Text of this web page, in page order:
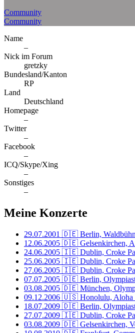
Community
Community
Name
–
Nick im Forum
gretzky
Bundesland/Kanton
RP
Land
Deutschland
Homepage
–
Twitter
–
Facebook
–
ICQ/Skype/Xing
–
Sonstiges
–
Meine Konzerte
29.07.2001 🇩🇪 Berlin,
12.06.2005 🇩🇪 Gelsenkirchen,
24.06.2005 🇮🇪 Dublin, Croke
25.06.2005 🇮🇪 Dublin, Croke
27.06.2005 🇮🇪 Dublin, Croke
07.07.2005 🇩🇪 Berlin,
03.08.2005 🇩🇪 München,
09.12.2006 🇺🇸 Honolulu, Aloha
18.07.2009 🇩🇪 Berlin,
27.07.2009 🇮🇪 Dublin, Croke
03.08.2009 🇩🇪 Gelsenkirchen,